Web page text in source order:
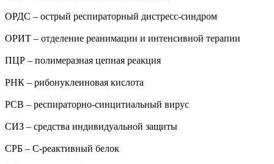
ОРДС – острый респираторный дистресс-синдром
ОРИТ – отделение реанимации и интенсивной терапии
ПЦР – полимеразная цепная реакция
РНК – рибонуклеиновая кислота
РСВ – респираторно-синцитиальный вирус
СИЗ – средства индивидуальной защиты
СРБ – С-реактивный белок